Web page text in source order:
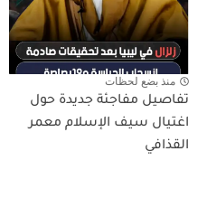
منذ بضع لحظات
تفاصيل مفاجئة جديدة حول
اغتيال سيف الإسلام معمر
القذافي